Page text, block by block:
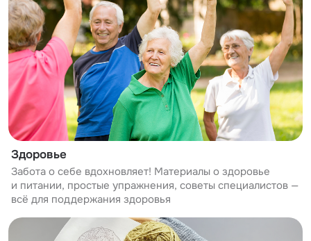
Здоровье
Забота о себе вдохновляет! Материалы о здоровье
и питании, простые упражнения, советы специалистов —
всё для поддержания здоровья